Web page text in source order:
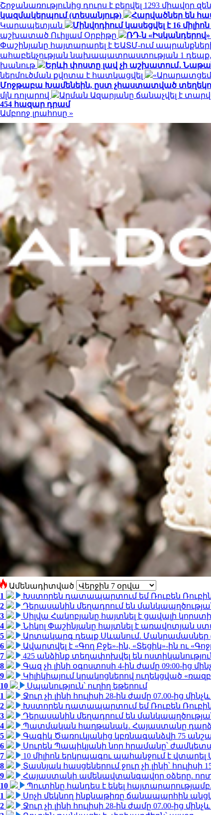
Շրջանառությունից դուրս է բերվել 1293 միավոր
կազմակերպում (տեսանյութ)
Հարվածներ են
Կարապետյան
Մինվոդիում կասեցվել է 16
աշխատած Ուիլյամ Օրբիթը
ՌԴ-ն
Փաշինյանը հայտարարել է ԵԱՏՄ-ում
ահաբեկչության նախապատրաստության 1 դեպք.
խանութ
Երևի փոստը լավ չի աշխատում․
ներմուծման քվոտա է հատկացվել
Մոջթաբա Խամենեին, ըստ չհաստատված
մլն դոլարով
Արման Ազարյանը ճանաչվել է
454 հազար դրամ
Ամբողջ լրահոսը »
Ամենադիտված
1
Խստորեն դատապարտում եմ Ռուբեն
2
Դերասանին մեղադրում են
3
Սիլվա Հակոբյանը հայտնել է ցավալի
4
Նիկոլ Փաշինյանը հայտնել է առավոտյան
5
Արտակարգ դեպք Սևանում. Մանրամասներ
6
Ավարտվել է «Գող Բջե»-ին, «Տեցիկ»-ին ու
7
425 անձինք տեղափոխվել են
8
Գազ չի լինի օգոստոսի 4-ին ժամը 09:00-ից
9
Կիլիկիայում կրակոցներով ուղեկցված
10
Սպանություն՝ ուղիղ եթերում
1
Ջուր չի լինի հուլիսի 28-ին ժամը 07.00-ից
2
Խստորեն դատապարտում եմ Ռուբեն
3
Դերասանին մեղադրում են
4
Պատմական հաղթանակ․ Հայաստանը
5
Գագիկ Ծառուկյանից կբռնագանձվի 75
6
Սուրեն Պապիկյանի նոր հրամանը՝
7
10 միլիոն երկրպագու պահանջում է վտարել
8
Տասնյակ հասցեներում ջուր չի լինի՝ հուլիսի
9
Հայաստանի ամենավտանգավոր օձերը.
10
Պուտինը հանդես է եկել
1
Սոչի մեկնող ինքնաթիռը ճանապարհին
2
Ջուր չի լինի հուլիսի 28-ին ժամը 07.00-ից